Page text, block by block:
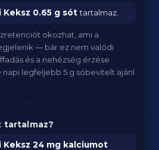
Keksz 0.65 g sóttartalmaz.
okozhat, ami a
— bár ez nem valódi
és a nehézség érzése
legfeljebb 5 g sóbevitelt ajánl
tartalmaz?
Keksz 24 mg kalciumot